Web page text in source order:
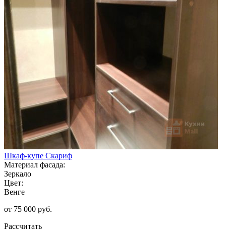
Шкаф-купе Скариф
Материал фасада:
Зеркало
Цвет:
Венге
от 75 000 руб.
Рассчитать